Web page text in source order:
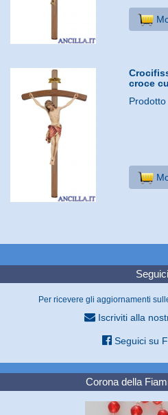
croce
Per ricevere gli aggiornamenti
Iscriviti alla
Seguici su
Corona della